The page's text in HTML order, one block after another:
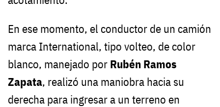
En ese momento, el conductor de un camión
marca International, tipo volteo, de color
blanco, manejado por Rubén Ramos
Zapata, realizó una maniobra hacia su
derecha para ingresar a un terreno en